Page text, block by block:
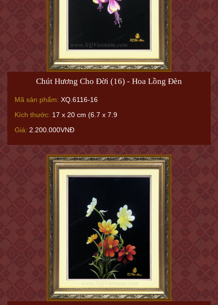
Chút Hương Cho Đời (16) - Hoa Lồng Đèn
Mã sản phẩm: XQ.6116-16
Kích thước: 17 x 20 cm (6.7 x 7.9
Giá: 2.200.000VNĐ